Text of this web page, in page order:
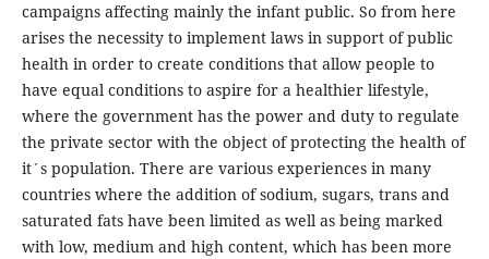
campaigns affecting mainly the infant public. So from here
arises the necessity to implement laws in support of public
health in order to create conditions that allow people to
have equal conditions to aspire for a healthier lifestyle,
where the government has the power and duty to regulate
the private sector with the object of protecting the health of
it´s population. There are various experiences in many
countries where the addition of sodium, sugars, trans and
saturated fats have been limited as well as being marked
with low, medium and high content, which has been more